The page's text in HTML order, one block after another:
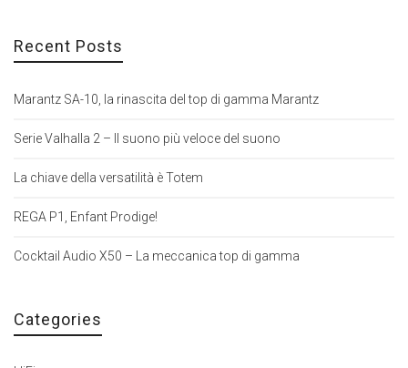
Recent Posts
Marantz SA-10, la rinascita del top di gamma Marantz
Serie Valhalla 2 – Il suono più veloce del suono
La chiave della versatilità è Totem
REGA P1, Enfant Prodige!
Cocktail Audio X50 – La meccanica top di gamma
Categories